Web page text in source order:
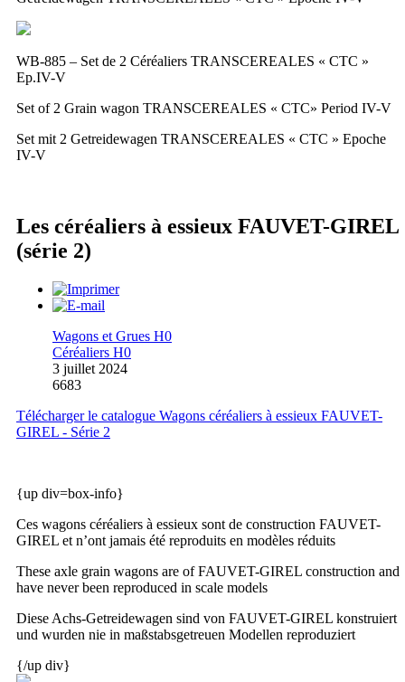
WB-885 – Set de 2 Céréaliers TRANSCEREALES « CTC »
Ep.IV-V
Set of 2 Grain wagon TRANSCEREALES « CTC» Period IV-V
Set mit 2 Getreidewagen TRANSCEREALES « CTC » Epoche
IV-V
Les céréaliers à essieux FAUVET-GIREL
(série 2)
Wagons et Grues H0
Céréaliers H0
3 juillet 2024
6683
Télécharger le catalogue Wagons céréaliers à essieux FAUVET-
GIREL - Série 2
{up div=box-info}
Ces wagons céréaliers à essieux sont de construction FAUVET-
GIREL et n’ont jamais été reproduits en modèles réduits
These axle grain wagons are of FAUVET-GIREL construction and
have never been reproduced in scale models
Diese Achs-Getreidewagen sind von FAUVET-GIREL konstruiert
und wurden nie in maßstabsgetreuen Modellen reproduziert
{/up div}